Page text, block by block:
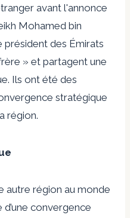
avant l'annonce
Mohamed bin
président des Émirats
» et partagent une
Ils ont été des
stratégique
région.
autre région au monde
d’une convergence